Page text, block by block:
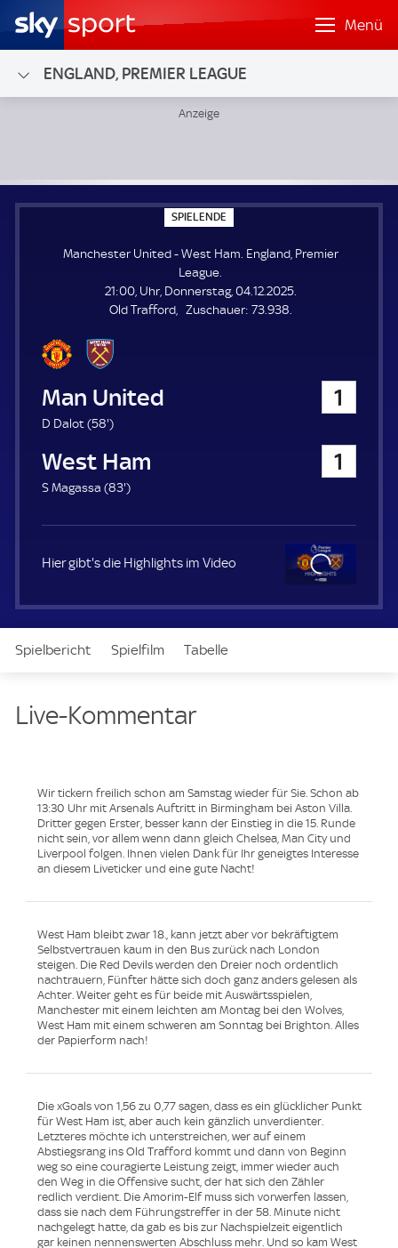
Menü
ENGLAND, PREMIER LEAGUE
SPIELENDE
P
E
N
E
Manchester United - West Ham. England, Premier
League.
21:00, Uhr, Donnerstag, 04.12.2025.
Old Trafford
Zuschauer: Z
73.938.
Manchester United 1
D Dalot (58'5
.
i
u
e
)
West Ham 1
S Magassa (83'8
.
i
t
e
)
Hier gibt's die Highlights im Video
Spielbericht Spielfilm Tabelle
Live-Kommentar
Wir tickern freilich schon am Samstag wieder für Sie. Schon ab
13:30 Uhr mit Arsenals Auftritt in Birmingham bei Aston Villa.
Dritter gegen Erster, besser kann der Einstieg in die 15. Runde
nicht sein, vor allem wenn dann gleich Chelsea, Man City und
Liverpool folgen. Ihnen vielen Dank für Ihr geneigtes Interesse
an diesem Liveticker und eine gute Nacht!
West Ham bleibt zwar 18., kann jetzt aber vor bekräftigtem
Selbstvertrauen kaum in den Bus zurück nach London
steigen. Die Red Devils werden den Dreier noch ordentlich
nachtrauern, Fünfter hätte sich doch ganz anders gelesen als
Achter. Weiter geht es für beide mit Auswärtsspielen,
Manchester mit einem leichten am Montag bei den Wolves,
West Ham mit einem schweren am Sonntag bei Brighton. Alles
der Papierform nach!
Die xGoals von 1,56 zu 0,77 sagen, dass es ein glücklicher Punkt
für West Ham ist, aber auch kein gänzlich unverdienter.
Letzteres möchte ich unterstreichen, wer auf einem
Abstiegsrang ins Old Trafford kommt und dann von Beginn
weg so eine couragierte Leistung zeigt, immer wieder auch
den Weg in die Offensive sucht, der hat sich den Zähler
redlich verdient. Die Amorim-Elf muss sich vorwerfen lassen,
dass sie nach dem Führungstreffer in der 58. Minute nicht
nachgelegt hatte, da gab es bis zur Nachspielzeit eigentlich
gar keinen nennenswerten Abschluss mehr. Und so kam West